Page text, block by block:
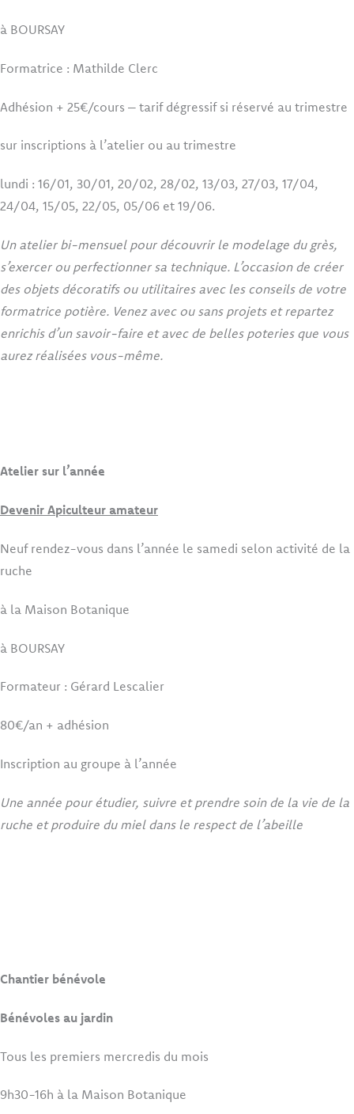
à BOURSAY
Formatrice : Mathilde Clerc
Adhésion + 25€/cours – tarif dégressif si réservé au trimestre
sur inscriptions à l’atelier ou au trimestre
lundi : 16/01, 30/01, 20/02, 28/02, 13/03, 27/03, 17/04,
24/04, 15/05, 22/05, 05/06 et 19/06.
Un atelier bi-mensuel pour découvrir le modelage du grès,
s’exercer ou perfectionner sa technique. L’occasion de créer
des objets décoratifs ou utilitaires avec les conseils de votre
formatrice potière. Venez avec ou sans projets et repartez
enrichis d’un savoir-faire et avec de belles poteries que vous
aurez réalisées vous-même.
Atelier sur l’année
Devenir Apiculteur amateur
Neuf rendez-vous dans l’année le samedi selon activité de la
ruche
à la Maison Botanique
à BOURSAY
Formateur : Gérard Lescalier
80€/an + adhésion
Inscription au groupe à l’année
Une année pour étudier, suivre et prendre soin de la vie de la
ruche et produire du miel dans le respect de l’abeille
Chantier bénévole
Bénévoles au jardin
Tous les premiers mercredis du mois
9h30-16h à la Maison Botanique